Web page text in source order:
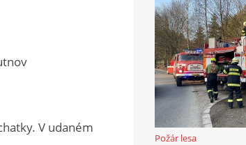
V udaném
Požár lesa